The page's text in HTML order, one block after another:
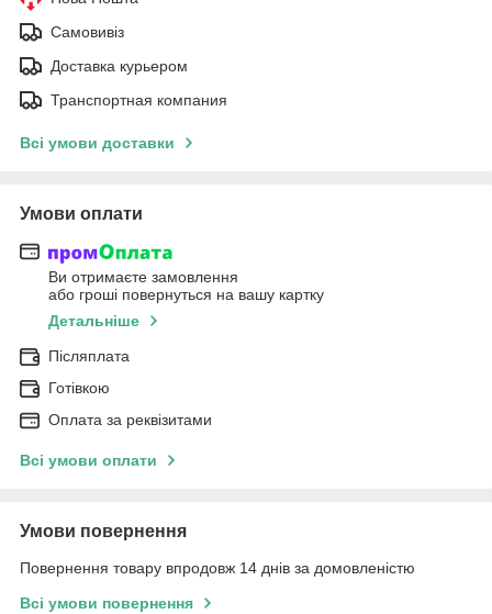
Самовивіз
Доставка курьером
Транспортная компания
Всі умови доставки
Умови оплати
Ви отримаєте замовлення
або гроші повернуться на вашу картку
Детальніше
Післяплата
Готівкою
Оплата за реквізитами
Всі умови оплати
Умови повернення
Повернення товару впродовж 14 днів за домовленістю
Всі умови повернення